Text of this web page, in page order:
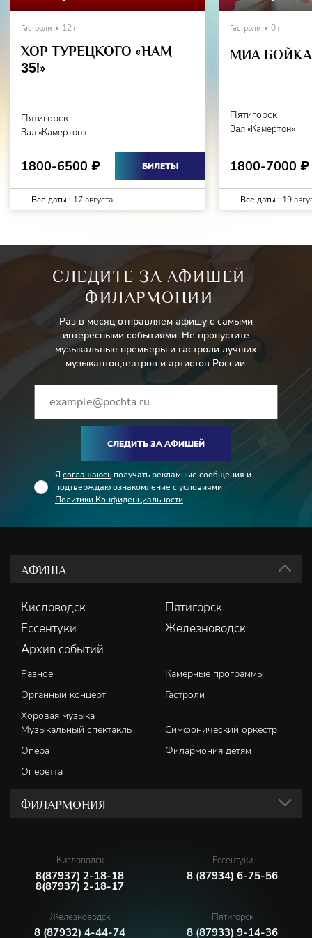
Гастроли 12+
ХОР ТУРЕЦКОГО «НАМ
35!»
Пятигорск
Зал «Камертон»
1800-6500 ₽ БИЛЕТЫ
Все даты : 17 августа
Гастроли 0+
МИА БОЙКА
Пятигорск
Зал «Камертон»
1800-7000 ₽
Все даты : 19
СЛЕДИТЕ ЗА АФИШЕЙ
ФИЛАРМОНИИ
Раз в месяц отправляем афишу с самыми
интересными событиями. Не пропустите
музыкальные премьеры и гастроли лучших
музыкантов,театров и артистов России.
СЛЕДИТЬ ЗА АФИШЕЙ
Я соглашаюсь получать рекламные сообщения и
подтверждаю ознакомление с условиями
Политики Конфиденциальности
АФИША
Кисловодск
Пятигорск
Ессентуки
Железноводск
Архив событий
Разное
Камерные программы
Органный концерт
Гастроли
Хоровая музыка
Музыкальный спектакль
Симфонический оркестр
Опера
Филармония детям
Оперетта
ФИЛАРМОНИЯ
Кисловодск
8(87937) 2-18-18
8(87937) 2-18-17
Ессентуки
8 (87934) 6-75-56
Железноводск
8 (87932) 4-44-74
Пятигорск
8 (87933) 9-14-36